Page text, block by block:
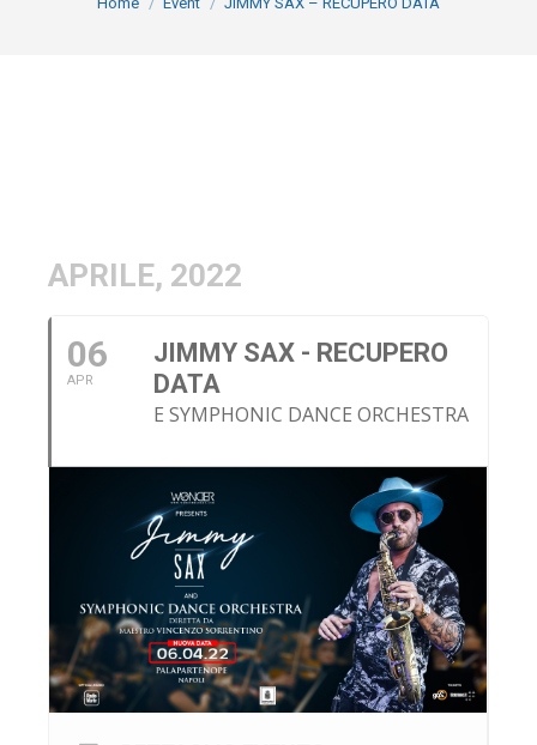
APRILE, 2022
06
APR
JIMMY SAX - RECUPERO
DATA
E SYMPHONIC DANCE ORCHESTRA